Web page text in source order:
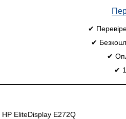
✔
✔
✔
✔
HP EliteDisplay E272Q